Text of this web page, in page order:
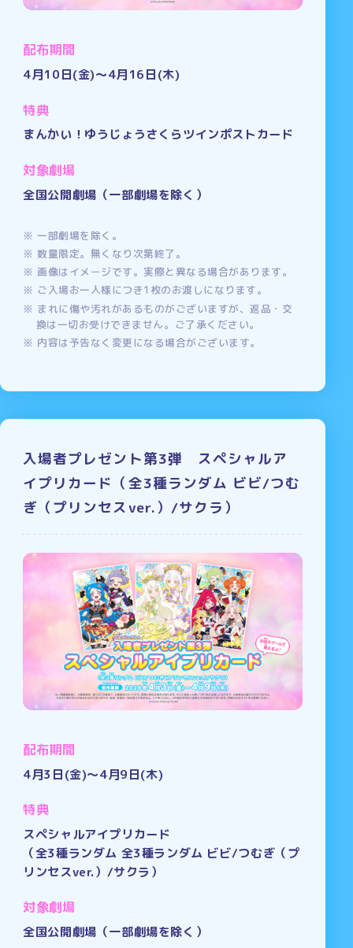
配布期間
4月10日(金)～4月16日(木)
特典
まんかい！ゆうじょうさくらツインポストカード
対象劇場
全国公開劇場（一部劇場を除く）
一部劇場を除く。
数量限定。無くなり次第終了。
画像はイメージです。実際と異なる場合があります。
ご入場お一人様につき1枚のお渡しになります。
まれに傷や汚れがあるものがございますが、返品・交
換は一切お受けできません。ご了承ください。
内容は予告なく変更になる場合がございます。
入場者プレゼント第3弾 スペシャルア
イプリカード（全3種ランダム ビビ/つむ
ぎ（プリンセスver.）/サクラ）
配布期間
4月3日(金)～4月9日(木)
特典
スペシャルアイプリカード
（全3種ランダム 全3種ランダム ビビ/つむぎ（プ
リンセスver.）/サクラ）
対象劇場
全国公開劇場（一部劇場を除く）